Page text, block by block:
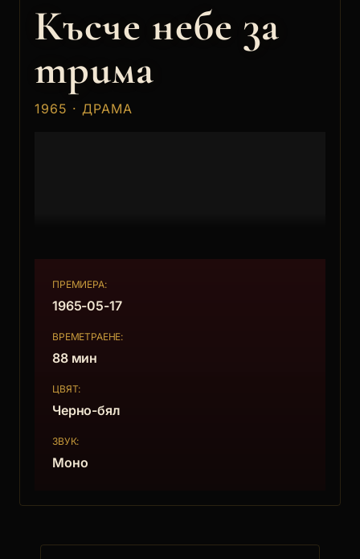
Късче небе за
трима
1965 · ДРАМА
ПРЕМИЕРА:
1965-05-17
ВРЕМЕТРАЕНЕ:
88 мин
ЦВЯТ:
Черно-бял
ЗВУК:
Моно